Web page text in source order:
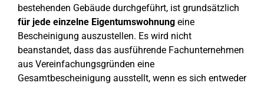
bestehenden Gebäude durchgeführt, ist grundsätzlich
für jede einzelne Eigentumswohnung eine
Bescheinigung auszustellen. Es wird nicht
beanstandet, dass das ausführende Fachunternehmen
aus Vereinfachungsgründen eine
Gesamtbescheinigung ausstellt, wenn es sich entweder